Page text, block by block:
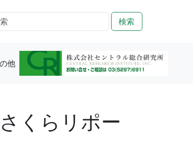
検索
他
くらリポー